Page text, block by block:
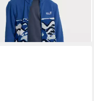
Qualität